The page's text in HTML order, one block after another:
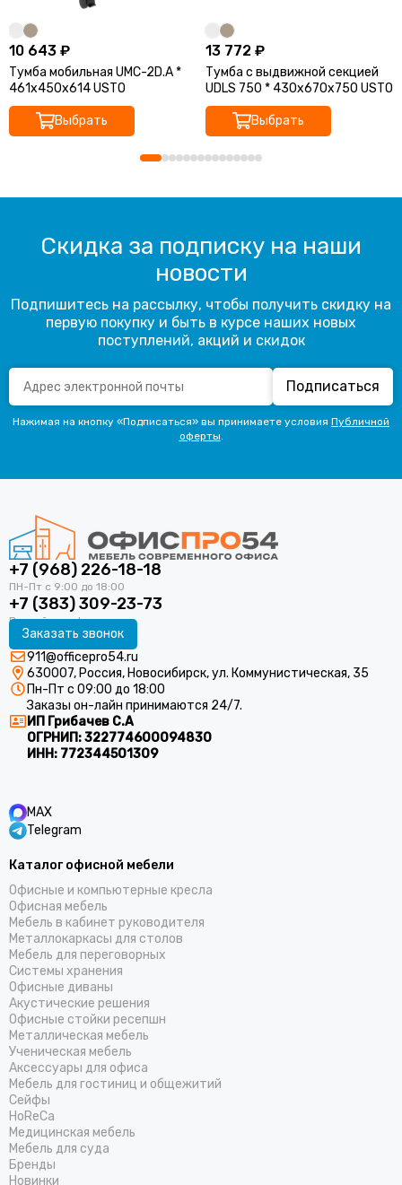
10 643 ₽
Тумба мобильная UMC-2D.A *
461х450х614 USTO
Выбрать
13 772 ₽
Тумба с выдвижной секцией
UDLS 750 * 430х670х750 USTO
Выбрать
Скидка за подписку на наши
новости
Подпишитесь на рассылку, чтобы получить скидку на
первую покупку и быть в курсе наших новых
поступлений, акций и скидок
Подписаться
Нажимая на кнопку «Подписаться» вы принимаете условия Публичной
оферты.
+7 (968) 226-18-18
+7 (383) 309-23-73
Заказать звонок
911@officepro54.ru
630007, Россия, Новосибирск, ул. Коммунистическая, 35
Пн-Пт с 09:00 до 18:00
Заказы он-лайн принимаются 24/7.
ИП Грибачев С.А
ОГРНИП:322774600094830
ИНН: 772344501309
MAX
Telegram
Каталог офисной мебели
Офисные и компьютерные кресла
Офисная мебель
Мебель в кабинет руководителя
Металлокаркасы для столов
Мебель для переговорных
Системы хранения
Офисные диваны
Акустические решения
Офисные стойки ресепшн
Металлическая мебель
Ученическая мебель
Аксессуары для офиса
Мебель для гостиниц и общежитий
Cейфы
HoReCa
Медицинская мебель
Мебель для суда
Бренды
Новинки